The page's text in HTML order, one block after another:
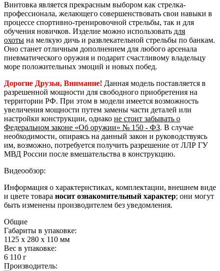
Винтовка является прекрасным выбором как стрелка-
профессионала, желающего совершенствовать свои навыки в
процессе спортивно-тренировочной стрельбы, так и для
обучения новичков. Изделие можно использовать для
охоты на мелкую дичь и развлекательной стрельбы по банкам.
Оно станет отличным дополнением для любого арсенала
пневматического оружия и подарит счастливому владельцу
море положительных эмоций и новых побед.
Дорогие Друзья, Внимание! Данная модель поставляется в
разрешенной мощности для свободного приобретения на
территории РФ. При этом в модели имеется возможность
увеличения мощности путем замены части деталей или
настройки конструкции, однако не стоит забывать о
Федеральном законе «Об оружии» № 150 - ФЗ. В случае
необходимости, опираясь на данный закон и руководствуясь
им, возможно, потребуется получить разрешение от ЛЛР ГУ
МВД России после вмешательства в конструкцию.
Видеообзор:
Информация о характеристиках, комплектации, внешнем виде
и цвете товара носит ознакомительный характер; они могут
быть изменены производителем без уведомления.
Общие
Габариты в упаковке:
1125 x 280 x 110 мм
Вес в упаковке:
6 110 г
Производитель: